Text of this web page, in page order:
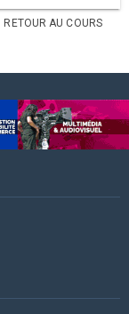
RETOUR AU COURS